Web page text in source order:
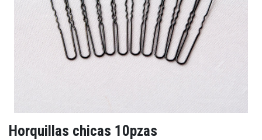
Horquillas chicas 10pzas